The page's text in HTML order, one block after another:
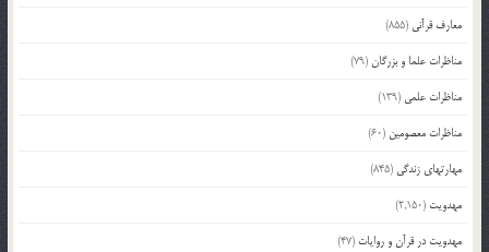
معارف قرآنی (855)
مناظرات علما و بزرگان(79)
مناظرات علمی (139)
مناظرات معصومین (60)
مهارتهای زندگی (845)
مهدویت (2,150)
مهدویت در قرآن و روایات (47)